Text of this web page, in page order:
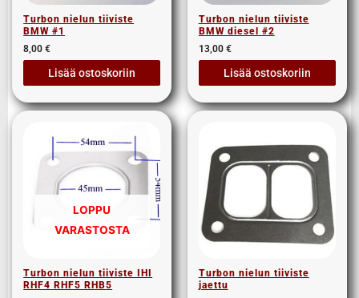
Turbon nielun tiiviste
BMW #1
8,00€
Lisää ostoskoriin
Turbon nielun tiiviste
BMW diesel #2
13,00 €
Lisää ostoskoriin
LOPPU
VARASTOSTA
Turbon nielun tiiviste IHI
RHF4 RHF5 RHB5
Turbon nielun tiiviste
jaettu